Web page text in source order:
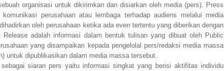
organisasi untuk dikirimkan dan disiarkan oleh media (pers). Press
komunikasi perusahaan atau lembaga terhadap audiens melalui media
oleh perusahaan ketika ada even tertentu yang diberikan dengan
Release adalah informasi dalam bentuk tulisan yang dibuat oleh Public
yang disampaikan kepada pengelolal pers/redaksi media massa
untuk dipublikasikan dalam media massa tersebut.
siaran pers yaitu informasi singkat yang berisi aktifitas individu